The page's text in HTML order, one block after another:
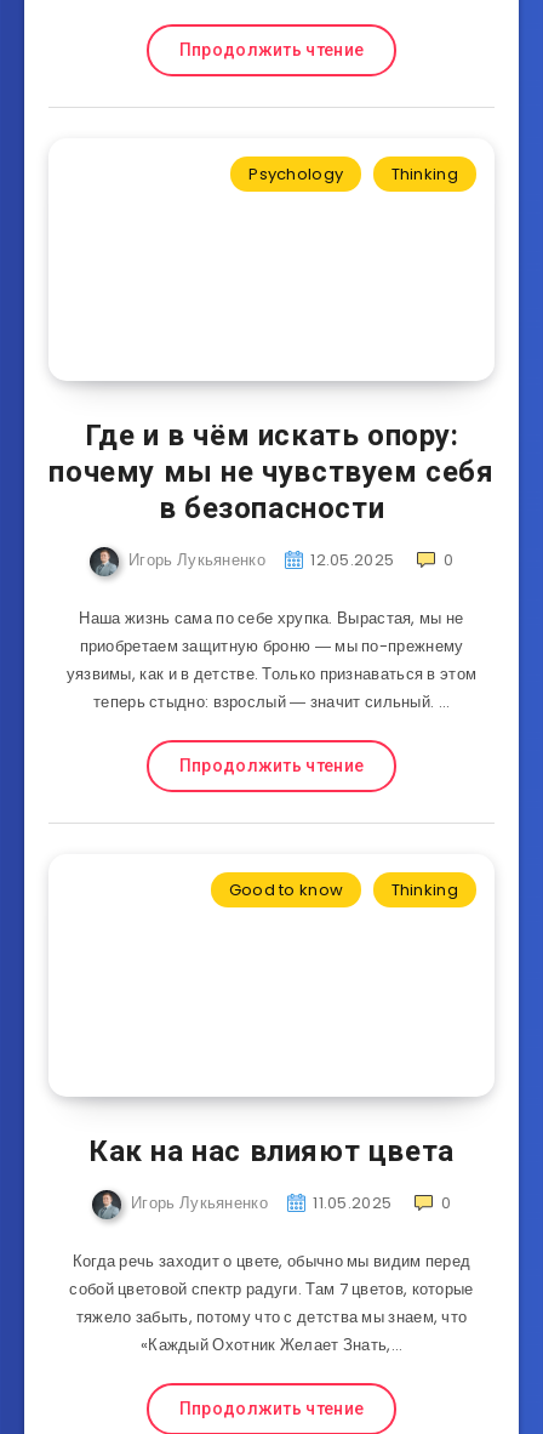
Ппродолжить чтение
Psychology Thinking
Где и в чём искать опору:
почему мы не чувствуем себя
в безопасности
Игорь Лукьяненко 12.05.2025 0
Наша жизнь сама по себе хрупка. Вырастая, мы не
приобретаем защитную броню ― мы по-прежнему
уязвимы, как и в детстве. Только признаваться в этом
теперь стыдно: взрослый ― значит сильный. …
Ппродолжить чтение
Good to know Thinking
Как на нас влияют цвета
Игорь Лукьяненко 11.05.2025 0
Когда речь заходит о цвете, обычно мы видим перед
собой цветовой спектр радуги. Там 7 цветов, которые
тяжело забыть, потому что с детства мы знаем, что
«Каждый Охотник Желает Знать,…
Ппродолжить чтение